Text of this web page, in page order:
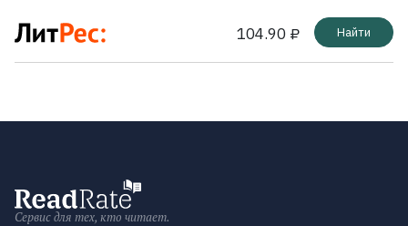
104.90 ₽ Найти
Сервис для тех, кто читает.